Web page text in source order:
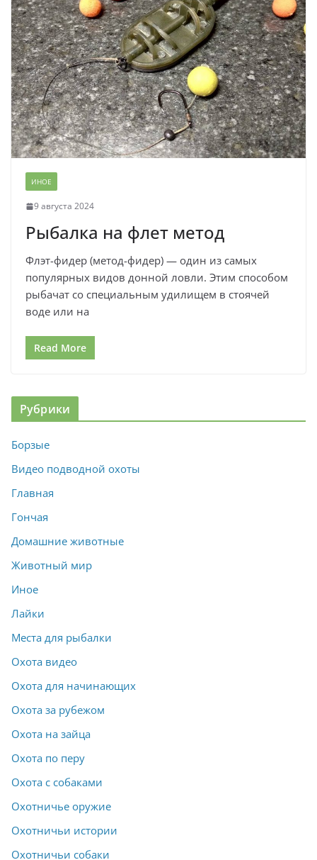
ИНОЕ
9 августа 2024
Рыбалка на флет метод
Флэт-фидер (метод-фидер) — один из самых
популярных видов донной ловли. Этим способом
рыбачат со специальным удилищем в стоячей
воде или на
Read More
Рубрики
Борзые
Видео подводной охоты
Главная
Гончая
Домашние животные
Животный мир
Иное
Лайки
Места для рыбалки
Охота видео
Охота для начинающих
Охота за рубежом
Охота на зайца
Охота по перу
Охота с собаками
Охотничье оружие
Охотничьи истории
Охотничьи собаки